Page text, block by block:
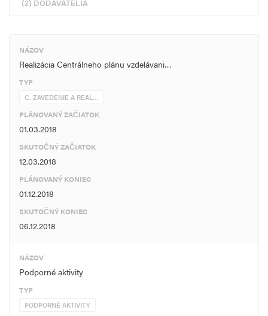
(2) DODÁVATELIA
NÁZOV
Realizácia Centrálneho plánu vzdelávani…
TYP
C. ZAVEDENIE A REAL…
PLÁNOVANÝ ZAČIATOK
01.03.2018
SKUTOČNÝ ZAČIATOK
12.03.2018
PLÁNOVANÝ KONIEC
01.12.2018
SKUTOČNÝ KONIEC
06.12.2018
NÁZOV
Podporné aktivity
TYP
PODPORNÉ AKTIVITY